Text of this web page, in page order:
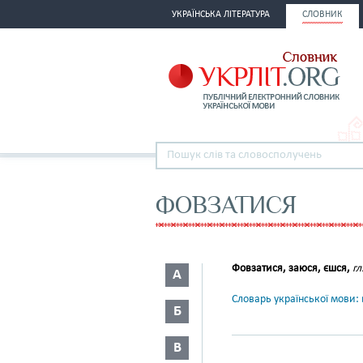
УКРАЇНСЬКА ЛІТЕРАТУРА СЛОВНИК
ФОВЗАТИСЯ
А
Б
В
Фовзатися, заюся, єшся, гл.
Словарь української